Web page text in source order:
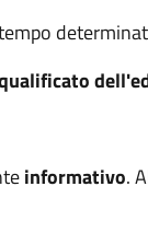
informativo.